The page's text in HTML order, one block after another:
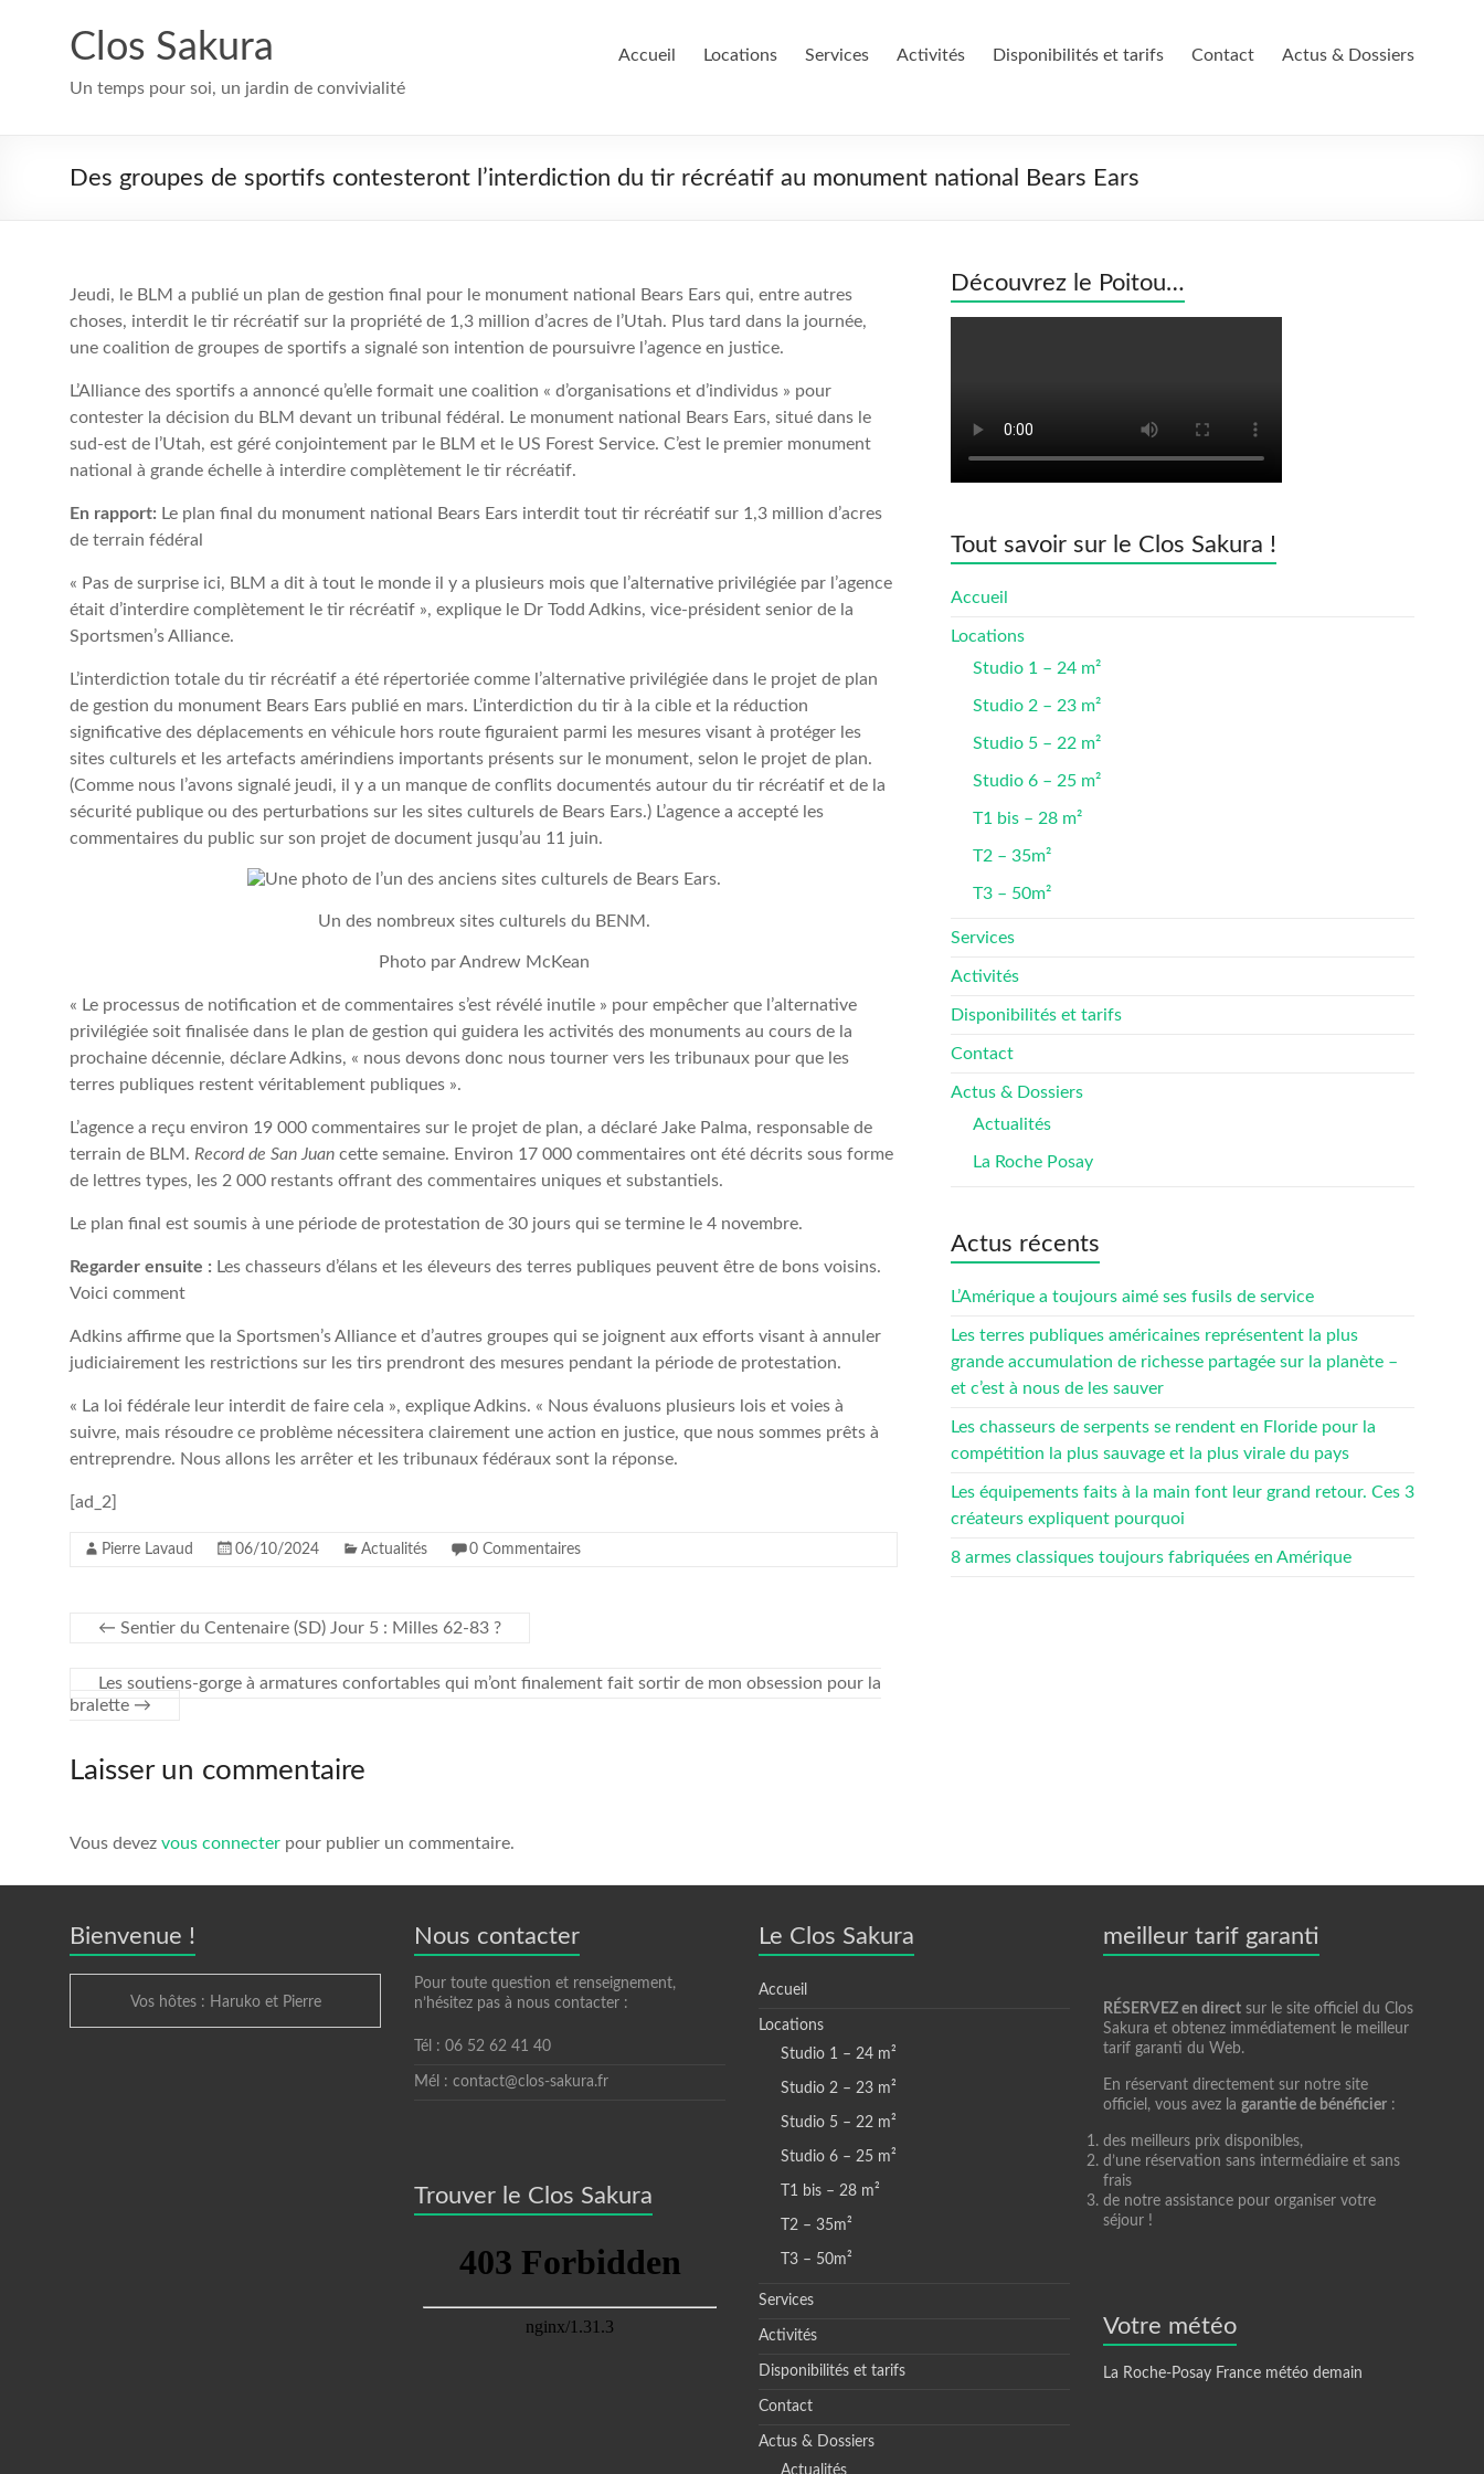
Clos Sakura
Un temps pour soi, un jardin de convivialité
Accueil Locations Services Activités Disponibilités et tarifs Contact Actus & Dossiers
Des groupes de sportifs contesteront l’interdiction du tir récréatif au monument national Bears Ears
Jeudi, le BLM a publié un plan de gestion final pour le monument national Bears Ears qui, entre autres
choses, interdit le tir récréatif sur la propriété de 1,3 million d’acres de l’Utah. Plus tard dans la journée,
une coalition de groupes de sportifs a signalé son intention de poursuivre l’agence en justice.
L’Alliance des sportifs a annoncé qu’elle formait une coalition « d’organisations et d’individus » pour
contester la décision du BLM devant un tribunal fédéral. Le monument national Bears Ears, situé dans le
sud-est de l’Utah, est géré conjointement par le BLM et le US Forest Service. C’est le premier monument
national à grande échelle à interdire complètement le tir récréatif.
En rapport: Le plan final du monument national Bears Ears interdit tout tir récréatif sur 1,3 million d’acres
de terrain fédéral
« Pas de surprise ici, BLM a dit à tout le monde il y a plusieurs mois que l’alternative privilégiée par l’agence
était d’interdire complètement le tir récréatif », explique le Dr Todd Adkins, vice-président senior de la
Sportsmen’s Alliance.
L’interdiction totale du tir récréatif a été répertoriée comme l’alternative privilégiée dans le projet de plan
de gestion du monument Bears Ears publié en mars. L’interdiction du tir à la cible et la réduction
significative des déplacements en véhicule hors route figuraient parmi les mesures visant à protéger les
sites culturels et les artefacts amérindiens importants présents sur le monument, selon le projet de plan.
(Comme nous l’avons signalé jeudi, il y a un manque de conflits documentés autour du tir récréatif et de la
sécurité publique ou des perturbations sur les sites culturels de Bears Ears.) L’agence a accepté les
commentaires du public sur son projet de document jusqu’au 11 juin.
Un des nombreux sites culturels du BENM.
Photo par Andrew McKean
« Le processus de notification et de commentaires s’est révélé inutile » pour empêcher que l’alternative
privilégiée soit finalisée dans le plan de gestion qui guidera les activités des monuments au cours de la
prochaine décennie, déclare Adkins, « nous devons donc nous tourner vers les tribunaux pour que les
terres publiques restent véritablement publiques ».
L’agence a reçu environ 19 000 commentaires sur le projet de plan, a déclaré Jake Palma, responsable de
terrain de BLM. Record de San Juan cette semaine. Environ 17 000 commentaires ont été décrits sous forme
de lettres types, les 2 000 restants offrant des commentaires uniques et substantiels.
Le plan final est soumis à une période de protestation de 30 jours qui se termine le 4 novembre.
Regarder ensuite : Les chasseurs d’élans et les éleveurs des terres publiques peuvent être de bons voisins.
Voici comment
Adkins affirme que la Sportsmen’s Alliance et d’autres groupes qui se joignent aux efforts visant à annuler
judiciairement les restrictions sur les tirs prendront des mesures pendant la période de protestation.
« La loi fédérale leur interdit de faire cela », explique Adkins. « Nous évaluons plusieurs lois et voies à
suivre, mais résoudre ce problème nécessitera clairement une action en justice, que nous sommes prêts à
entreprendre. Nous allons les arrêter et les tribunaux fédéraux sont la réponse.
[ad_2]
Pierre Lavaud 06/10/2024 Actualités 0 Commentaires
← Sentier du Centenaire (SD) Jour 5 : Milles 62-83 ?
Les soutiens-gorge à armatures confortables qui m’ont finalement fait sortir de mon obsession pour la
bralette →
Laisser un commentaire
Vous devez vous connecter pour publier un commentaire.
Découvrez le Poitou…
Tout savoir sur le Clos Sakura !
Accueil
Locations
Studio 1 – 24 m²
Studio 2 – 23 m²
Studio 5 – 22 m²
Studio 6 – 25 m²
T1 bis – 28 m²
T2 – 35m²
T3 – 50m²
Services
Activités
Disponibilités et tarifs
Contact
Actus & Dossiers
Actualités
La Roche Posay
Actus récents
L’Amérique a toujours aimé ses fusils de service
Les terres publiques américaines représentent la plus
grande accumulation de richesse partagée sur la planète –
et c’est à nous de les sauver
Les chasseurs de serpents se rendent en Floride pour la
compétition la plus sauvage et la plus virale du pays
Les équipements faits à la main font leur grand retour. Ces 3
créateurs expliquent pourquoi
8 armes classiques toujours fabriquées en Amérique
Bienvenue !
Vos hôtes : Haruko et Pierre
Nous contacter
Pour toute question et renseignement,
n’hésitez pas à nous contacter :
Tél : 06 52 62 41 40
Mél : contact@clos-sakura.fr
Trouver le Clos Sakura
Le Clos Sakura
Accueil
Locations
Studio 1 – 24 m²
Studio 2 – 23 m²
Studio 5 – 22 m²
Studio 6 – 25 m²
T1 bis – 28 m²
T2 – 35m²
T3 – 50m²
Services
Activités
Disponibilités et tarifs
Contact
Actus & Dossiers
Actualités
meilleur tarif garanti
RÉSERVEZ en direct sur le site officiel du Clos
Sakura et obtenez immédiatement le meilleur
tarif garanti du Web.
En réservant directement sur notre site
officiel, vous avez la garantie de bénéficier :
des meilleurs prix disponibles,
d’une réservation sans intermédiaire et sans
frais
de notre assistance pour organiser votre
séjour !
Votre météo
La Roche-Posay France météo demain